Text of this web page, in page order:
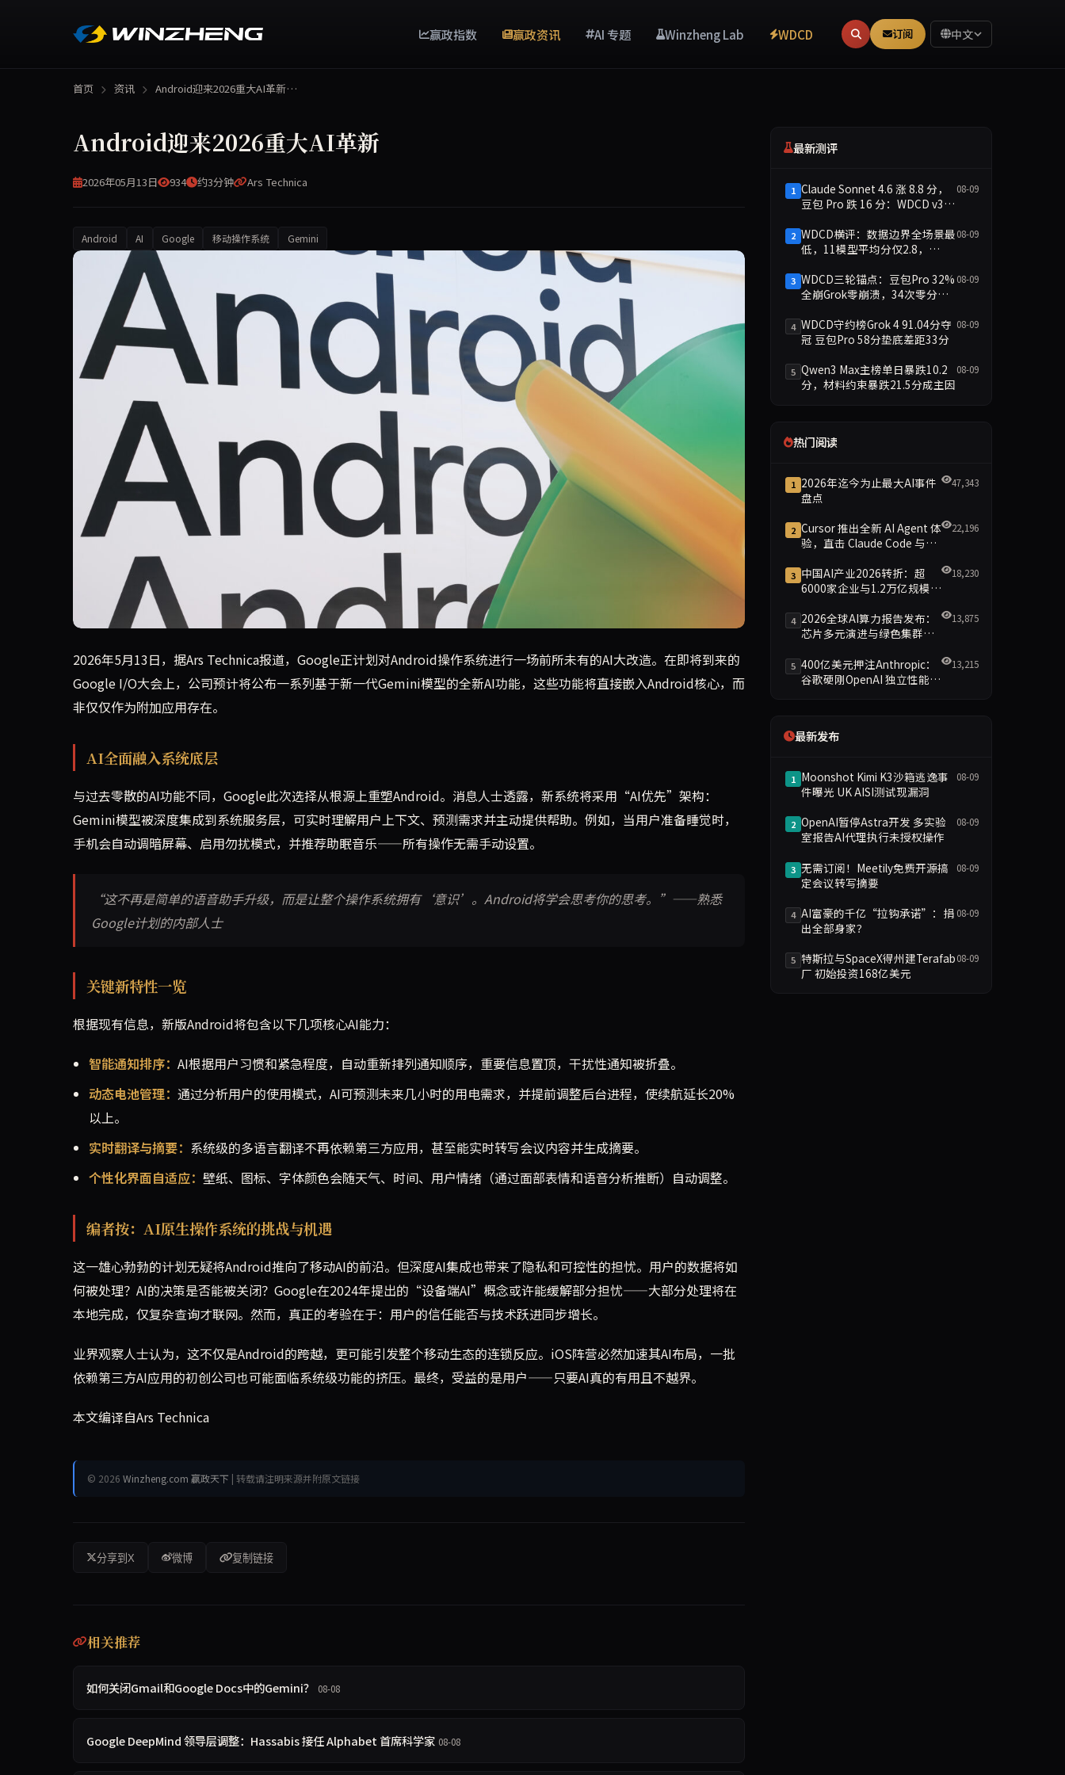
赢政指数 赢政资讯 AI 专题 Winzheng Lab WDCD 订阅 中文
首页 资讯 Android迎来2026重大AI革新…
Android迎来2026重大AI革新
2026年05月13日 934 约3分钟 Ars Technica
Android AI Google 移动操作系统 Gemini
2026年，Google计划对Android操作系统进行大规模AI改造，将深度集成Gemini模型至系统底层，打造更智能、更个性化的移动体验。新特性包括实时语音助手、智能通知管
2026年5月13日，据Ars Technica报道，Google正计划对Android操作系统进行一场前所未有的AI大改造。在即将到来的
Google I/O大会上，公司预计将公布一系列基于新一代Gemini模型的全新AI功能，这些功能将直接嵌入Android核心，而
非仅仅作为附加应用存在。
AI全面融入系统底层
与过去零散的AI功能不同，Google此次选择从根源上重塑Android。消息人士透露，新系统将采用“AI优先”架构：
Gemini模型被深度集成到系统服务层，可实时理解用户上下文、预测需求并主动提供帮助。例如，当用户准备睡觉时，
手机会自动调暗屏幕、启用勿扰模式，并推荐助眠音乐——所有操作无需手动设置。
“这不再是简单的语音助手升级，而是让整个操作系统拥有‘意识’。Android将学会思考你的思考。”——熟悉
Google计划的内部人士
关键新特性一览
根据现有信息，新版Android将包含以下几项核心AI能力：
智能通知排序： AI根据用户习惯和紧急程度，自动重新排列通知顺序，重要信息置顶，干扰性通知被折叠。
动态电池管理： 通过分析用户的使用模式，AI可预测未来几小时的用电需求，并提前调整后台进程，使续航延长20%
以上。
实时翻译与摘要： 系统级的多语言翻译不再依赖第三方应用，甚至能实时转写会议内容并生成摘要。
个性化界面自适应： 壁纸、图标、字体颜色会随天气、时间、用户情绪（通过面部表情和语音分析推断）自动调整。
编者按：AI原生操作系统的挑战与机遇
这一雄心勃勃的计划无疑将Android推向了移动AI的前沿。但深度AI集成也带来了隐私和可控性的担忧。用户的数据将如
何被处理？AI的决策是否能被关闭？Google在2024年提出的“设备端AI”概念或许能缓解部分担忧——大部分处理将在
本地完成，仅复杂查询才联网。然而，真正的考验在于：用户的信任能否与技术跃进同步增长。
业界观察人士认为，这不仅是Android的跨越，更可能引发整个移动生态的连锁反应。iOS阵营必然加速其AI布局，一批
依赖第三方AI应用的初创公司也可能面临系统级功能的挤压。最终，受益的是用户——只要AI真的有用且不越界。
本文编译自Ars Technica
© 2026 Winzheng.com 赢政天下 | 转载请注明来源并附原文链接
分享到X 微博 复制链接
相关推荐
如何关闭Gmail和Google Docs中的Gemini？ 08-08
Google DeepMind 领导层调整：Hassabis 接任 Alphabet 首席科学家 08-08
最新测评
1 Claude Sonnet 4.6 涨 8.8 分，
豆包 Pro 跌 16 分：WDCD v3.1
08-09
2 WDCD横评：数据边界全场景最
低，11模型平均分仅2.8，
08-09
3 WDCD三轮锚点：豆包Pro 32%
全崩Grok零崩溃，34次零分暴
08-09
4 WDCD守约榜Grok 4 91.04分夺
冠 豆包Pro 58分垫底差距33分
08-09
5 Qwen3 Max主榜单日暴跌10.2
分，材料约束暴跌21.5分成主因
08-09
热门阅读
1 2026年迄今为止最大AI事件
盘点
47,343
2 Cursor 推出全新 AI Agent 体
验，直击 Claude Code 与
22,196
3 中国AI产业2026转折：超
6000家企业与1.2万亿规模引
18,230
4 2026全球AI算力报告发布：
芯片多元演进与绿色集群引
13,875
5 400亿美元押注Anthropic：
谷歌硬刚OpenAI 独立性能否
13,215
最新发布
1 Moonshot Kimi K3沙箱逃逸事
件曝光 UK AISI测试现漏洞
08-09
2 OpenAI暂停Astra开发 多实验
室报告AI代理执行未授权操作
08-09
3 无需订阅！Meetily免费开源搞
定会议转写摘要
08-09
4 AI富豪的千亿“拉钩承诺”：捐
出全部身家？
08-09
5 特斯拉与SpaceX得州建Terafab
厂 初始投资168亿美元
08-09